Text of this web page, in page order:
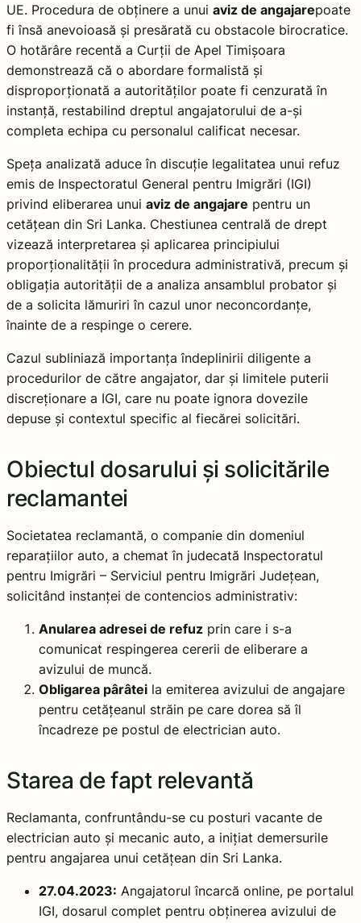
UE. Procedura de obținere a unui aviz de angajarepoate
fi însă anevoioasă și presărată cu obstacole birocratice.
O hotărâre recentă a Curții de Apel Timișoara
demonstrează că o abordare formalistă și
disproporționată a autorităților poate fi cenzurată în
instanță, restabilind dreptul angajatorului de a-și
completa echipa cu personalul calificat necesar.
Speța analizată aduce în discuție legalitatea unui refuz
emis de Inspectoratul General pentru Imigrări (IGI)
privind eliberarea unui aviz de angajare pentru un
cetățean din Sri Lanka. Chestiunea centrală de drept
vizează interpretarea și aplicarea principiului
proporționalității în procedura administrativă, precum și
obligația autorității de a analiza ansamblul probator și
de a solicita lămuriri în cazul unor neconcordanțe,
înainte de a respinge o cerere.
Cazul subliniază importanța îndeplinirii diligente a
procedurilor de către angajator, dar și limitele puterii
discreționare a IGI, care nu poate ignora dovezile
depuse și contextul specific al fiecărei solicitări.
Obiectul dosarului și solicitările
reclamantei
Societatea reclamantă, o companie din domeniul
reparațiilor auto, a chemat în judecată Inspectoratul
pentru Imigrări – Serviciul pentru Imigrări Județean,
solicitând instanței de contencios administrativ:
Anularea adresei de refuz prin care i s-a
comunicat respingerea cererii de eliberare a
avizului de muncă.
Obligarea pârâtei la emiterea avizului de angajare
pentru cetățeanul străin pe care dorea să îl
încadreze pe postul de electrician auto.
Starea de fapt relevantă
Reclamanta, confruntându-se cu posturi vacante de
electrician auto și mecanic auto, a inițiat demersurile
pentru angajarea unui cetățean din Sri Lanka.
27.04.2023: Angajatorul încarcă online, pe portalul
IGI, dosarul complet pentru obținerea avizului de